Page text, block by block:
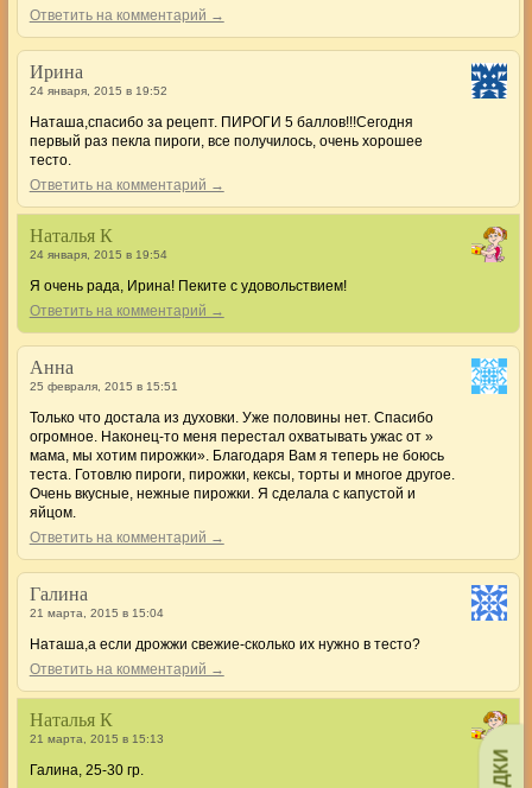
Ответить на комментарий →
Ирина
24 января, 2015 в 19:52
Наташа,спасибо за рецепт. ПИРОГИ 5 баллов!!!Сегодня
первый раз пекла пироги, все получилось, очень хорошее
тесто.
Ответить на комментарий →
Наталья К
24 января, 2015 в 19:54
Я очень рада, Ирина! Пеките с удовольствием!
Ответить на комментарий →
Анна
25 февраля, 2015 в 15:51
Только что достала из духовки. Уже половины нет. Спасибо
огромное. Наконец-то меня перестал охватывать ужас от »
мама, мы хотим пирожки». Благодаря Вам я теперь не боюсь
теста. Готовлю пироги, пирожки, кексы, торты и многое другое.
Очень вкусные, нежные пирожки. Я сделала с капустой и
яйцом.
Ответить на комментарий →
Галина
21 марта, 2015 в 15:04
Наташа,а если дрожжи свежие-сколько их нужно в тесто?
Ответить на комментарий →
Наталья К
21 марта, 2015 в 15:13
Галина, 25-30 гр.